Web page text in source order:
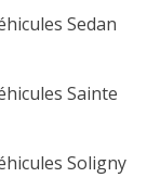
Sedan
Sainte
Soligny